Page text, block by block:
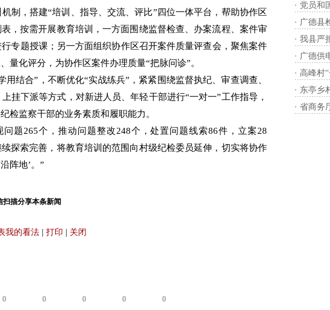
制，搭建“培训、指导、交流、评比”四位一体平台，帮助协作区
，按需开展教育培训，一方面围绕监督检查、办案流程、案件审
专题授课；另一方面组织协作区召开案件质量评查会，聚焦案件
量化评分，为协作区案件办理质量“把脉问诊”。
结合”，不断优化“实战练兵”，紧紧围绕监督执纪、审查调查、
挂下派等方式，对新进人员、年轻干部进行“一对一”工作指导，
检监察干部的业务素质和履职能力。
题265个，推动问题整改248个，处置问题线索86件，立案28
探索完善，将教育培训的范围向村级纪检委员延伸，切实将协作
阵地’。”
扫描分享本条新闻
我的看法 打印 关闭
0 0 0 0 0
· 党员和
· 广德县
· 我县严
· 广德供
· 高峰村
· 东亭乡
· 省商务